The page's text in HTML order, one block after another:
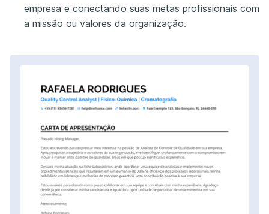
empresa e conectando suas metas profissionais com
a missão ou valores da organização.